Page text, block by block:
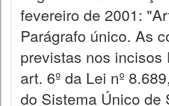
fevereiro de 2001:
Parágrafo único. As
previstas nos incisos
art. 6º da Lei nº
do Sistema Único de